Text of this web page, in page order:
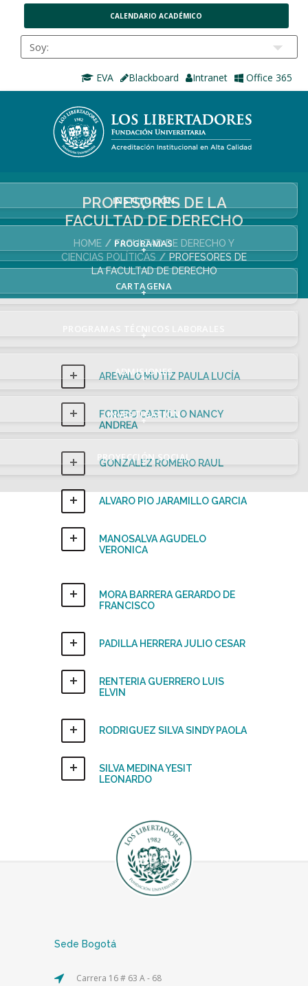
CALENDARIO ACADÉMICO
EVA Blackboard Intranet Office 365
INSTITUCIÓN
+
PROGRAMAS
+
CARTAGENA
+
+
ADMISIONES
+
INVESTIGACIÓN
+
PROYECCIÓN SOCIAL
+
PROFESORES DE LA
FACULTAD DE DERECHO
HOME
FACULTAD DE DERECHO Y
CIENCIAS POLÍTICAS
PROFESORES DE
LA FACULTAD DE DERECHO
AREVALO MUTIZ PAULA LUCÍA
FORERO CASTILLO NANCY
ANDREA
GONZALEZ ROMERO RAUL
ALVARO PIO JARAMILLO GARCIA
MANOSALVA AGUDELO
VERONICA
MORA BARRERA GERARDO DE
FRANCISCO
PADILLA HERRERA JULIO CESAR
RENTERIA GUERRERO LUIS
ELVIN
RODRIGUEZ SILVA SINDY PAOLA
SILVA MEDINA YESIT
LEONARDO
Sede Bogotá
Carrera 16 # 63 A - 68